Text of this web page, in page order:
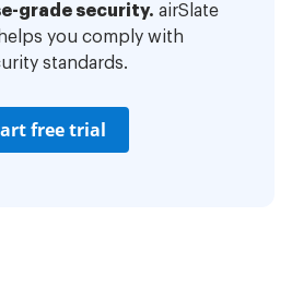
grade security. airSlate
you comply with
standards.
free trial